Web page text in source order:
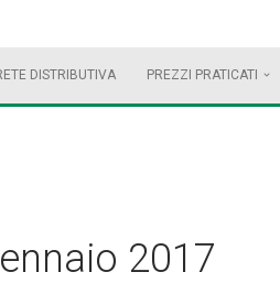
DISTRIBUTIVA PREZZI PRATICATI
2017